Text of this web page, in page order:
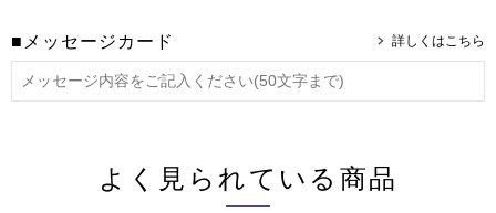
■メッセージカード
よく見られている商品